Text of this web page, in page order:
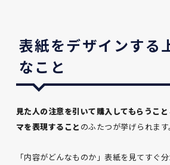
表紙をデザインする
なこと
見た人の注意を引いて購入してもらうこと
マを表現すること のふたつが挙げられます
「内容がどんなものか」表紙を見てすぐ分